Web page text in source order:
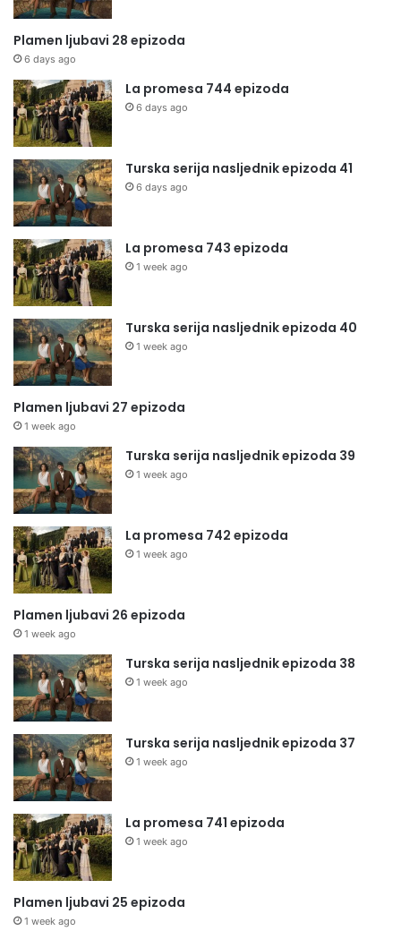
Plamen ljubavi 28 epizoda
6 days ago
La promesa 744 epizoda
6 days ago
Turska serija nasljednik epizoda 41
6 days ago
La promesa 743 epizoda
1 week ago
Turska serija nasljednik epizoda 40
1 week ago
Plamen ljubavi 27 epizoda
1 week ago
Turska serija nasljednik epizoda 39
1 week ago
La promesa 742 epizoda
1 week ago
Plamen ljubavi 26 epizoda
1 week ago
Turska serija nasljednik epizoda 38
1 week ago
Turska serija nasljednik epizoda 37
1 week ago
La promesa 741 epizoda
1 week ago
Plamen ljubavi 25 epizoda
1 week ago